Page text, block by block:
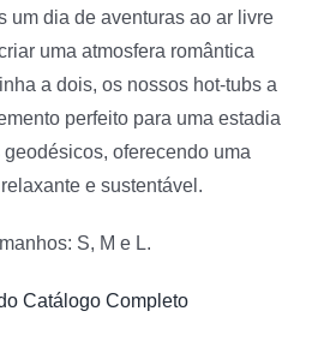
um dia de aventuras ao ar livre
uma atmosfera romântica
a dois, os nossos hot-tubs a
perfeito para uma estadia
oferecendo uma
e sustentável.
S, M e L.
Catálogo Completo